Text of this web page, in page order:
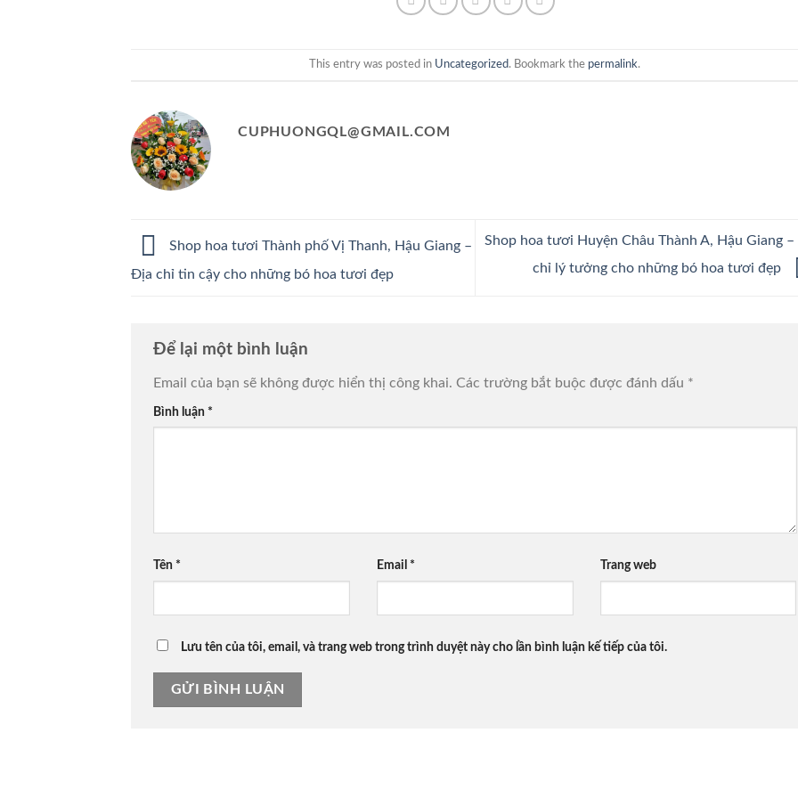
This entry was posted in Uncategorized. Bookmark the permalink.
CUPHUONGQL@GMAIL.COM
Shop hoa tươi Thành phố Vị Thanh, Hậu Giang –
Địa chỉ tin cậy cho những bó hoa tươi đẹp
Shop hoa tươi Huyện Châu Thành A, Hậu Giang
chỉ lý tưởng cho những bó hoa tươi đẹp
Để lại một bình luận
Email của bạn sẽ không được hiển thị công khai. Các trường bắt buộc được đánh dấu *
Bình luận *
Tên * Email * Trang web
Lưu tên của tôi, email, và trang web trong trình duyệt này cho lần bình luận kế tiếp của tôi.